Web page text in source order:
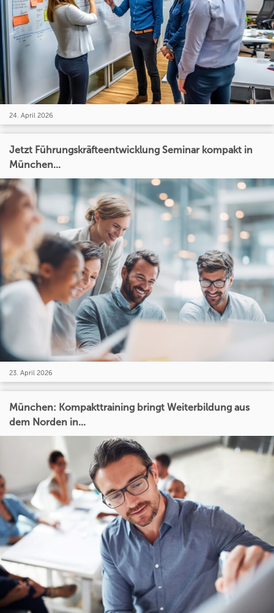
24. April 2026
Jetzt Führungskräfteentwicklung Seminar kompakt in
München...
23. April 2026
München: Kompakttraining bringt Weiterbildung aus
dem Norden in...